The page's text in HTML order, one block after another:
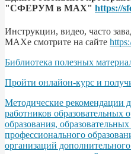
"СФЕРУМ в МАХ" https://
Инструкции, видео, часто
МАХе смотрите на сайте
Библиотека полезных
Пройти онлайон-курс и
Методические рекомендации
работников образовательных
образования,
профессионального
организаций